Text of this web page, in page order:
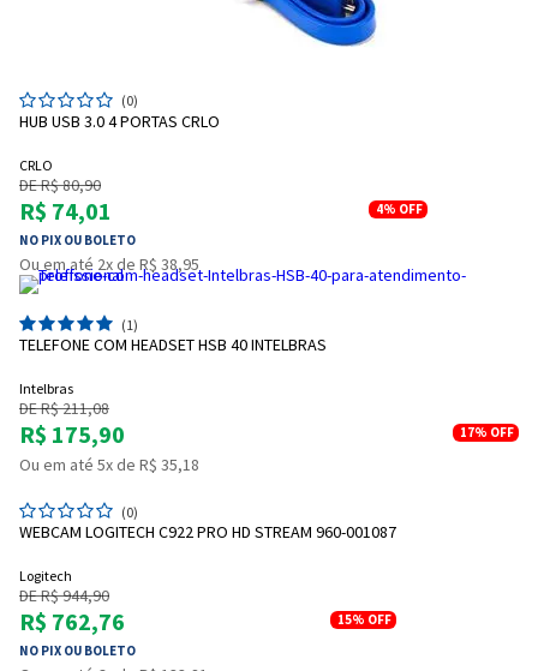
(0)
HUB USB 3.0 4 PORTAS CRLO
CRLO
DE R$ 80,90
R$ 74,01
NO PIX OU BOLETO
4% OFF
Ou em até 2x de R$ 38,95
(1)
TELEFONE COM HEADSET HSB 40 INTELBRAS
Intelbras
DE R$ 211,08
R$ 175,90 17% OFF
Ou em até 5x de R$ 35,18
(0)
WEBCAM LOGITECH C922 PRO HD STREAM 960-001087
Logitech
DE R$ 944,90
R$ 762,76
NO PIX OU BOLETO
15% OFF